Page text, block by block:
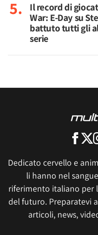
Il record di
War: E-Day su
battuto tutti gli
serie
Dedicato cervello e
li hanno nel
riferimento italiano per
del futuro. Preparatevi
articoli, news,